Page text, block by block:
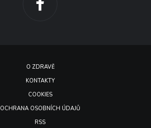
O ZDRAVĚ
KONTAKTY
COOKIES
OCHRANA OSOBNÍCH ÚDAJŮ
RSS